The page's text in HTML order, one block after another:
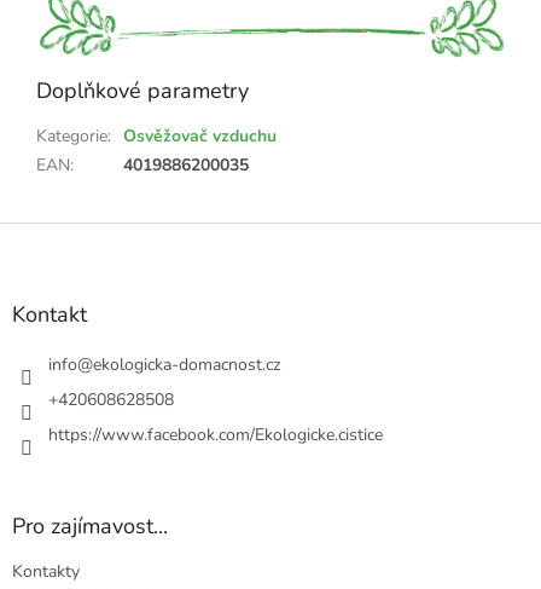
Doplňkové parametry
Kategorie: Osvěžovač vzduchu
EAN: 4019886200035
Z
Kontakt
info@ekologicka-domacnost.cz
+420608628508
https://www.facebook.com/Ekologicke.cistice
Pro zajímavost...
Kontakty